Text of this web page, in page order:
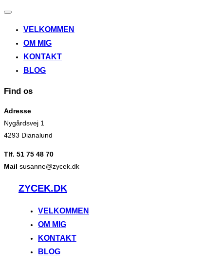
Slå
til/fra
VELKOMMEN
OM MIG
KONTAKT
BLOG
Find os
Adresse
Nygårdsvej 1
4293 Dianalund
Tlf. 51 75 48 70
Mail susanne@zycek.dk
VidereZYCEK.DK
VELKOMMEN
OM MIG
KONTAKT
BLOG